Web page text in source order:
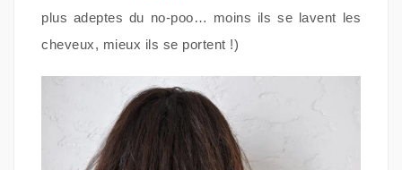
plus adeptes du no-poo… moins ils se lavent les
cheveux, mieux ils se portent !)